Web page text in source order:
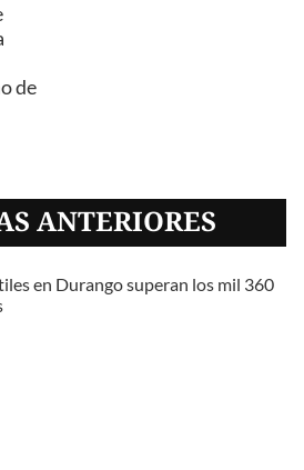
de
ANTERIORES
en Durango superan los mil 360